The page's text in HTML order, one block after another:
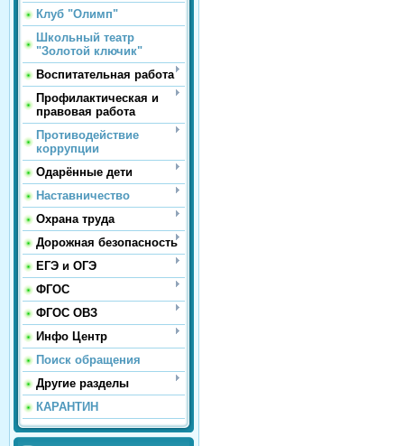
Клуб "Олимп"
Школьный театр
"Золотой ключик"
Воспитательная работа
Профилактическая и
правовая работа
Противодействие
коррупции
Одарённые дети
Наставничество
Охрана труда
Дорожная безопасность
ЕГЭ и ОГЭ
ФГОС
ФГОС ОВЗ
Инфо Центр
Поиск обращения
Другие разделы
КАРАНТИН